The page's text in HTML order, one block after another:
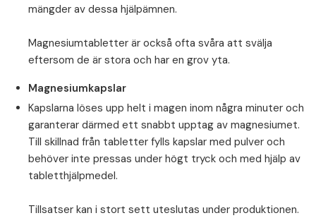
mängder av dessa hjälpämnen.
⁠Magnesiumtabletter är också ofta svåra att svälja
eftersom de är stora och har en grov yta.
Magnesiumkapslar
Kapslarna löses upp helt i magen inom några minuter och
garanterar därmed ett snabbt upptag av magnesiumet.
Till skillnad från tabletter fylls kapslar med pulver och
behöver inte pressas under högt tryck och med hjälp av
tabletthjälpmedel.
⁠Tillsatser kan i stort sett uteslutas under produktionen.